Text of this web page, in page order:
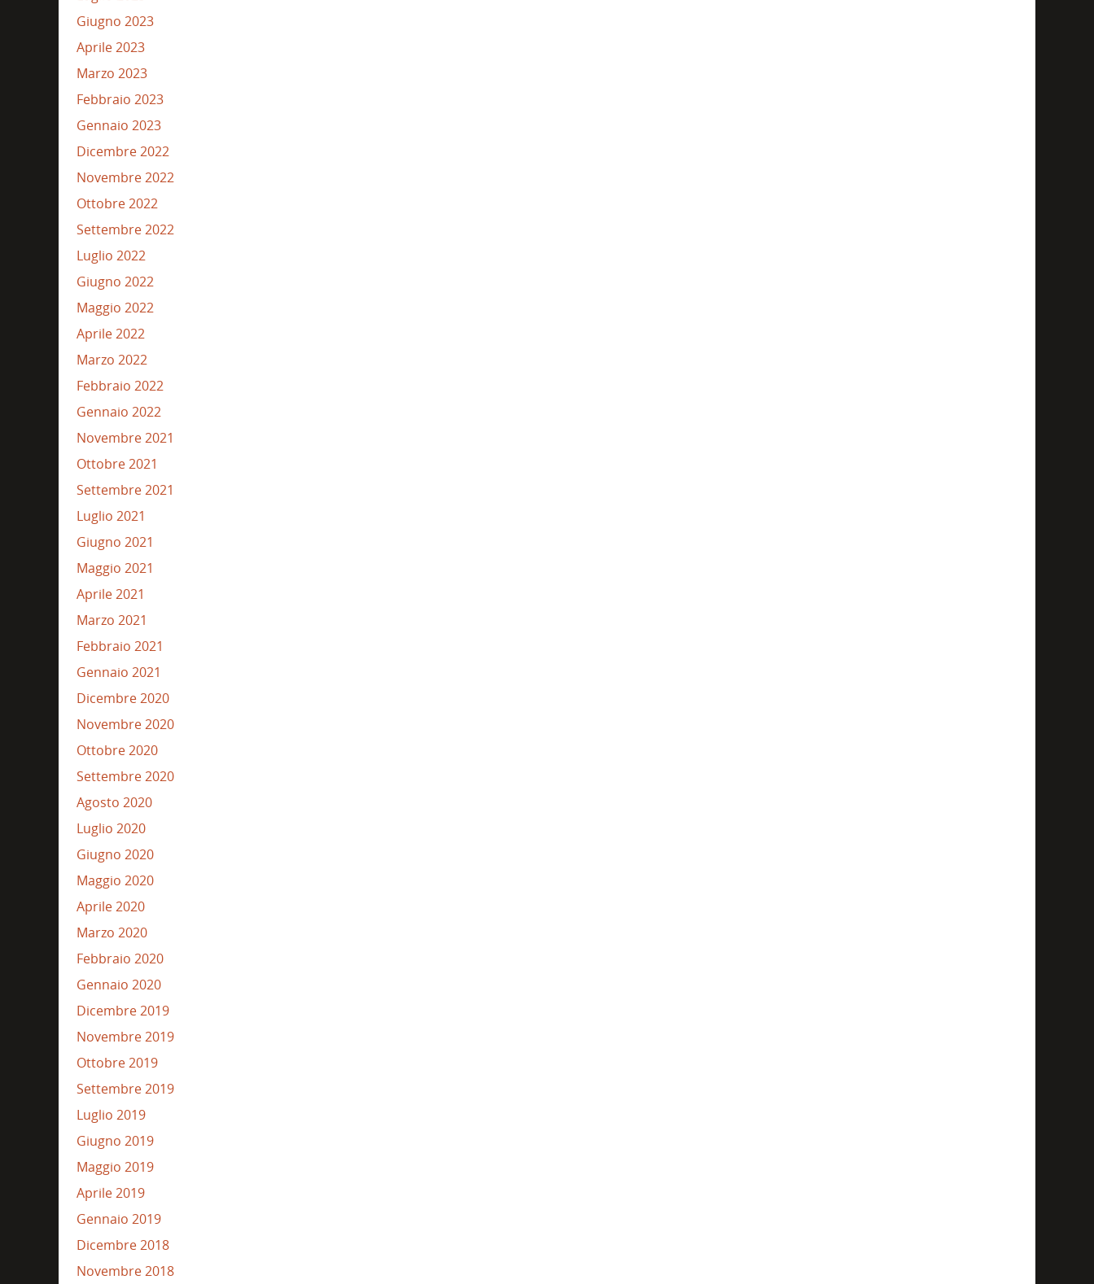
Giugno 2023
Aprile 2023
Marzo 2023
Febbraio 2023
Gennaio 2023
Dicembre 2022
Novembre 2022
Ottobre 2022
Settembre 2022
Luglio 2022
Giugno 2022
Maggio 2022
Aprile 2022
Marzo 2022
Febbraio 2022
Gennaio 2022
Novembre 2021
Ottobre 2021
Settembre 2021
Luglio 2021
Giugno 2021
Maggio 2021
Aprile 2021
Marzo 2021
Febbraio 2021
Gennaio 2021
Dicembre 2020
Novembre 2020
Ottobre 2020
Settembre 2020
Agosto 2020
Luglio 2020
Giugno 2020
Maggio 2020
Aprile 2020
Marzo 2020
Febbraio 2020
Gennaio 2020
Dicembre 2019
Novembre 2019
Ottobre 2019
Settembre 2019
Luglio 2019
Giugno 2019
Maggio 2019
Aprile 2019
Gennaio 2019
Dicembre 2018
Novembre 2018